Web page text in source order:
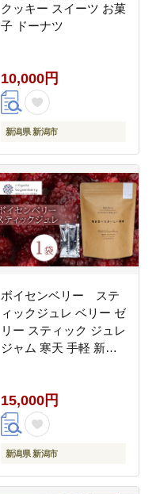
クッキー スイーツ お菓
子 ドーナツ
10,000円
新潟県 新潟市
ボイセンベリー ステ
ィックジュレ ベリー ゼ
リー スティック ジュレ
ジャム 寒天 手軽 新潟
15,000円
新潟県 新潟市